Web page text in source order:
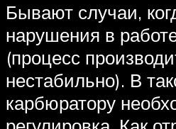
Бывают случаи,
нарушения в
(процесс
нестабильно). В
карбюратору